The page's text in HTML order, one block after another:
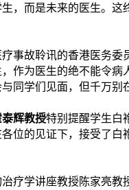
，而是未来的医生。这
事故聆讯的香港医务委
作为医生的绝不能令病
同学们见面，但千万别
辉教授特别提醒学生白
位的见证下，接受了白
疗学讲座教授陈家亮教